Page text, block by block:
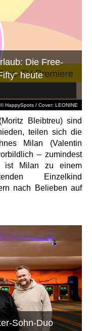
© HappySpots / Cover: LEONINE
Die Free-
heute
Bleibtreu) sind
teilen sich die
Milan (Valentin
– zumindest
ist Milan zu einem
Einzelkind
nach Belieben auf
Sohn-Duo